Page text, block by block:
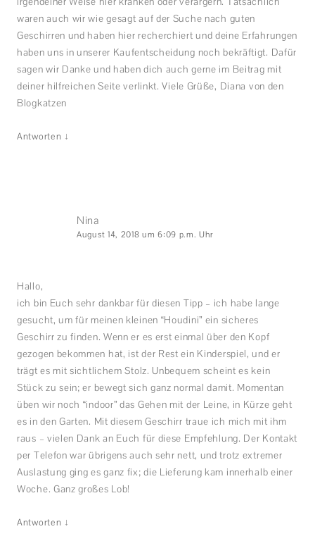
waren auch wir wie gesagt auf der Suche nach guten
Geschirren und haben hier recherchiert und deine Erfahrungen
haben uns in unserer Kaufentscheidung noch bekräftigt. Dafür
sagen wir Danke und haben dich auch gerne im Beitrag mit
deiner hilfreichen Seite verlinkt. Viele Grüße, Diana von den
Blogkatzen
Antworten ↓
Nina
August 14, 2018 um 6:09 p.m. Uhr
Hallo,
ich bin Euch sehr dankbar für diesen Tipp – ich habe lange
gesucht, um für meinen kleinen “Houdini” ein sicheres
Geschirr zu finden. Wenn er es erst einmal über den Kopf
gezogen bekommen hat, ist der Rest ein Kinderspiel, und er
trägt es mit sichtlichem Stolz. Unbequem scheint es kein
Stück zu sein; er bewegt sich ganz normal damit. Momentan
üben wir noch “indoor” das Gehen mit der Leine, in Kürze geht
es in den Garten. Mit diesem Geschirr traue ich mich mit ihm
raus – vielen Dank an Euch für diese Empfehlung. Der Kontakt
per Telefon war übrigens auch sehr nett, und trotz extremer
Auslastung ging es ganz fix; die Lieferung kam innerhalb einer
Woche. Ganz großes Lob!
Antworten ↓